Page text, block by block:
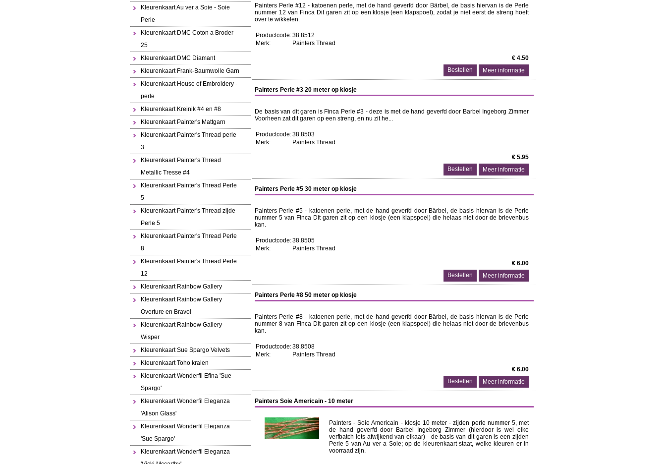
Kleurenkaart Au ver a Soie - Soie
Perle
Kleurenkaart DMC Coton a Broder
25
Kleurenkaart DMC Diamant
Kleurenkaart Frank-Baumwolle Garn
Kleurenkaart House of Embroidery -
perle
Kleurenkaart Kreinik #4 en #8
Kleurenkaart Painter's Mattgarn
Kleurenkaart Painter's Thread perle
3
Kleurenkaart Painter's Thread
Metallic Tresse #4
Kleurenkaart Painter's Thread Perle
5
Kleurenkaart Painter's Thread zijde
Perle 5
Kleurenkaart Painter's Thread Perle
8
Kleurenkaart Painter's Thread Perle
12
Kleurenkaart Rainbow Gallery
Kleurenkaart Rainbow Gallery
Overture en Bravo!
Kleurenkaart Rainbow Gallery
Wisper
Kleurenkaart Sue Spargo Velvets
Kleurenkaart Toho kralen
Kleurenkaart Wonderfil Efina 'Sue
Spargo'
Kleurenkaart Wonderfil Eleganza
'Alison Glass'
Kleurenkaart Wonderfil Eleganza
'Sue Spargo'
Kleurenkaart Wonderfil Eleganza
Painters Perle #12 - katoenen perle, met de hand geverfd door Bärbel, de basis hiervan is de Perle
nummer 12 van Finca Dit garen zit op een klosje (een klapspoel), zodat je niet eerst de streng hoeft
over te wikkelen.
Productcode:38.8512
Merk:
Painters Thread
€ 4.50
Meer informatie
Painters Perle #3 20 meter op klosje
De basis van dit garen is Finca Perle #3 - deze is met de hand geverfd door Barbel Ingeborg Zimmer
Voorheen zat dit garen op een streng, en nu zit he...
Productcode:38.8503
Merk:
Painters Thread
€ 5.95
Meer informatie
Painters Perle #5 30 meter op klosje
Painters Perle #5 - katoenen perle, met de hand geverfd door Bärbel, de basis hiervan is de Perle
nummer 5 van Finca Dit garen zit op een klosje (een klapspoel) die helaas niet door de brievenbus
kan.
Productcode:38.8505
Merk:
Painters Thread
€ 6.00
Meer informatie
Painters Perle #8 50 meter op klosje
Painters Perle #8 - katoenen perle, met de hand geverfd door Bärbel, de basis hiervan is de Perle
nummer 8 van Finca Dit garen zit op een klosje (een klapspoel) die helaas niet door de brievenbus
kan.
Productcode:38.8508
Merk:
Painters Thread
€ 6.00
Meer informatie
Painters Soie Americain - 10 meter
Painters - Soie Americain - klosje 10 meter - zijden perle nummer 5, met
de hand geverfd door Barbel Ingeborg Zimmer (hierdoor is wel elke
verfbatch iets afwijkend van elkaar) - de basis van dit garen is een zijden
Perle 5 van Au ver a Soie; op de kleurenkaart staat, welke kleuren er in
voorraad zijn.